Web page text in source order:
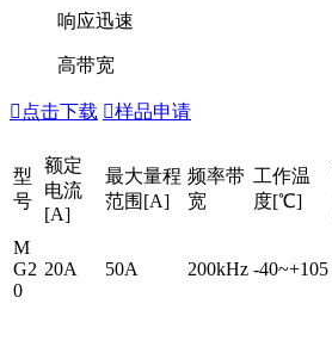
响应迅速
高带宽
 点击下载 样品申请
型
号
额定
电流
[A]
最大量程
范围[A]
频率带
宽
工作温
度[℃]
M
G2
0
20A 50A 200kHz -40~+105